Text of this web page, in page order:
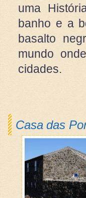
uma
banho e a
basalto
mundo
cidades.
Casa das